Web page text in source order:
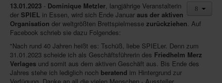
SpieleMag
Infos
Shop
Download spielbox Special 2025
13.01.2023 - Dominique Metzler, langjährige Veranstalterin
der SPIEL in Essen, wird sich Ende Januar aus der aktiven
Organisation der weltgrößten Brettspielmesse zurückziehen. Auf
Facebook schrieb sie dazu Folgendes:
"Nach rund 40 Jahren heißt es: Tschüß, liebe SPIELer. Denn zum
31.01.2023 scheide ich als Geschäftsführerin des Friedhelm Merz
Verlages und somit aus dem aktiven Geschäft aus. Bis Ende des
Jahres stehe ich lediglich noch beratend im Hintergrund zur